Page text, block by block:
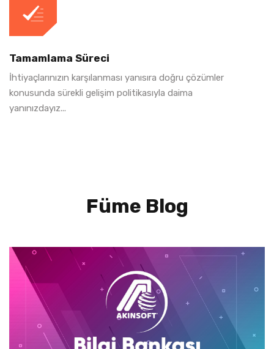
Tamamlama Süreci
İhtiyaçlarınızın karşılanması yanısıra doğru çözümler
konusunda sürekli gelişim politikasıyla daima
yanınızdayız...
Füme Blog